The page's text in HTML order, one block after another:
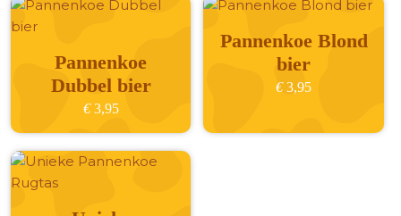
Pannenkoe
Dubbel bier
€3,95
Pannenkoe Blond
bier
€3,95